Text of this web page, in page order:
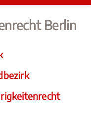
Berlin